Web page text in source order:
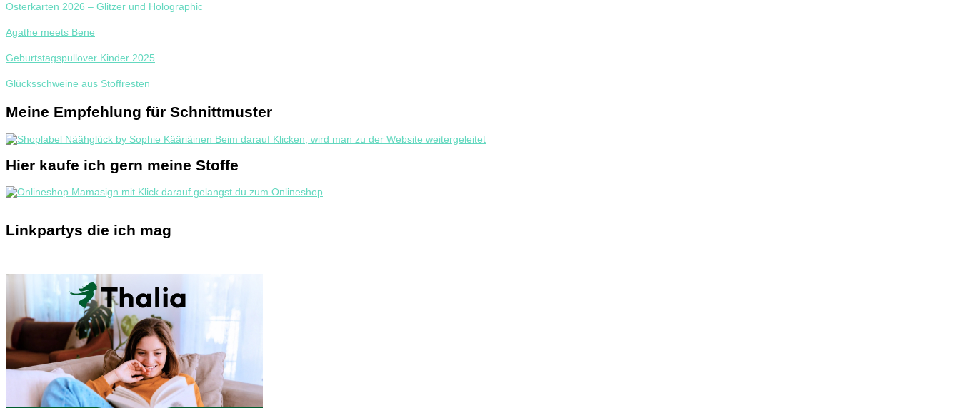
Osterkarten 2026 – Glitzer und Holographic
Agathe meets Bene
Geburtstagspullover Kinder 2025
Glücksschweine aus Stoffresten
Meine Empfehlung für Schnittmuster
Hier kaufe ich gern meine Stoffe
Linkpartys die ich mag